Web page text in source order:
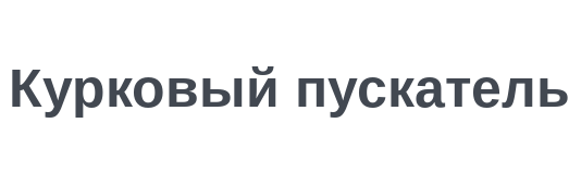
Курковый пускатель